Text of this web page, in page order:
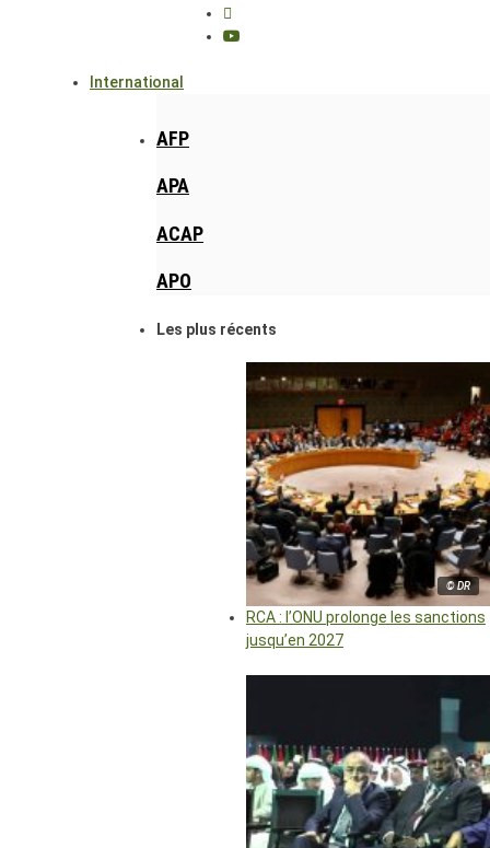
International
AFP
APA
ACAP
APO
Les plus récents
© DR
RCA : l’ONU prolonge les sanctions
jusqu’en 2027